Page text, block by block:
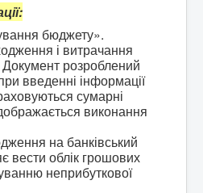
бюджету».
і витрачання
розроблений
введенні інформації
сумарні
виконання
на банківський
вести облік грошових
неприбуткової